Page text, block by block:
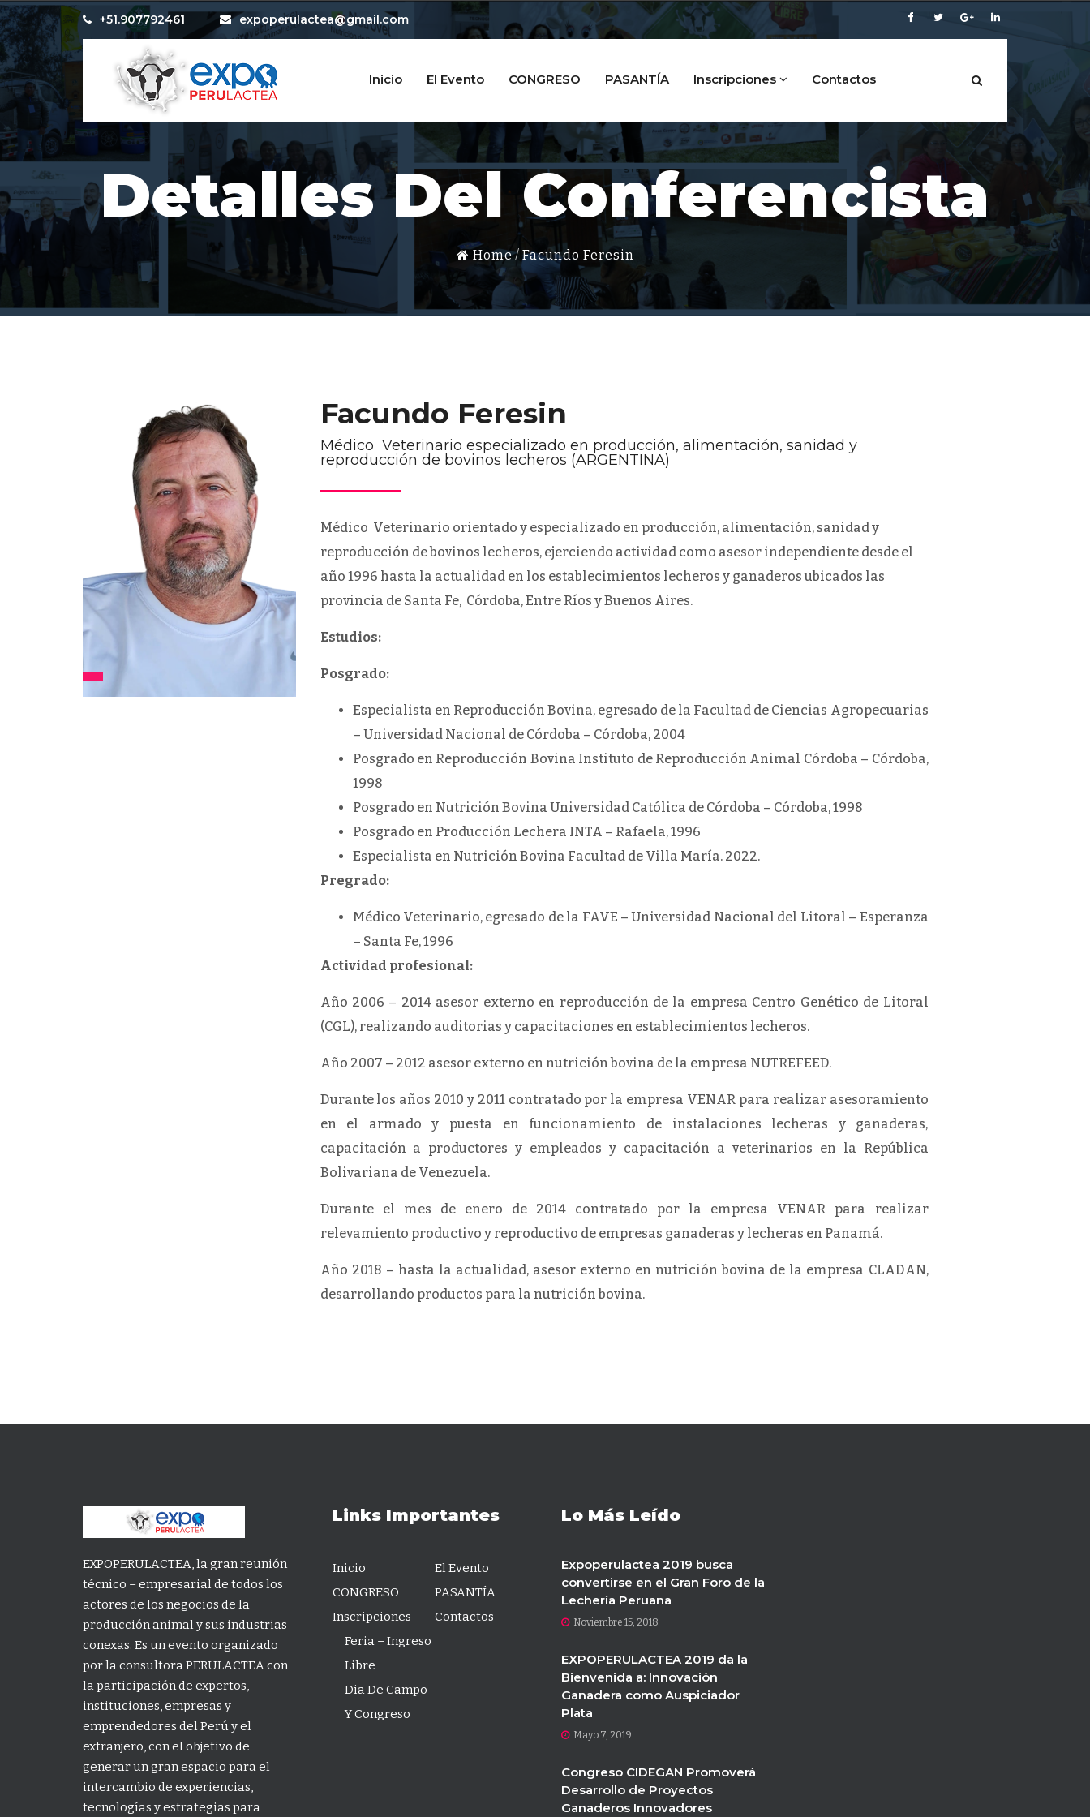
+51.907792461 expoperulactea@gmail.com
Inicio El Evento CONGRESO PASANTÍA Inscripciones Contactos
Detalles Del Conferencista
Home Facundo Feresin
Facundo Feresin
Médico Veterinario especializado en producción, alimentación, sanidad y
reproducción de bovinos lecheros (ARGENTINA)
Médico Veterinario orientado y especializado en producción, alimentación, sanidad y
reproducción de bovinos lecheros, ejerciendo actividad como asesor independiente desde el
año 1996 hasta la actualidad en los establecimientos lecheros y ganaderos ubicados las
provincia de Santa Fe, Córdoba, Entre Ríos y Buenos Aires.
Estudios:
Posgrado:
Especialista en Reproducción Bovina, egresado de la Facultad de Ciencias Agropecuarias
– Universidad Nacional de Córdoba – Córdoba, 2004
Posgrado en Reproducción Bovina Instituto de Reproducción Animal Córdoba – Córdoba,
1998
Posgrado en Nutrición Bovina Universidad Católica de Córdoba – Córdoba, 1998
Posgrado en Producción Lechera INTA – Rafaela, 1996
Especialista en Nutrición Bovina Facultad de Villa María. 2022.
Pregrado:
Médico Veterinario, egresado de la FAVE – Universidad Nacional del Litoral – Esperanza
– Santa Fe, 1996
Actividad profesional:
Año 2006 – 2014 asesor externo en reproducción de la empresa Centro Genético de Litoral
(CGL), realizando auditorias y capacitaciones en establecimientos lecheros.
Año 2007 – 2012 asesor externo en nutrición bovina de la empresa NUTREFEED.
Durante los años 2010 y 2011 contratado por la empresa VENAR para realizar asesoramiento
en el armado y puesta en funcionamiento de instalaciones lecheras y ganaderas,
capacitación a productores y empleados y capacitación a veterinarios en la República
Bolivariana de Venezuela.
Durante el mes de enero de 2014 contratado por la empresa VENAR para realizar
relevamiento productivo y reproductivo de empresas ganaderas y lecheras en Panamá.
Año 2018 – hasta la actualidad, asesor externo en nutrición bovina de la empresa CLADAN,
desarrollando productos para la nutrición bovina.
EXPOPERULACTEA, la gran reunión
técnico – empresarial de todos los
actores de los negocios de la
producción animal y sus industrias
conexas. Es un evento organizado
por la consultora PERULACTEA con
la participación de expertos,
instituciones, empresas y
emprendedores del Perú y el
extranjero, con el objetivo de
generar un gran espacio para el
intercambio de experiencias,
tecnologías y estrategias para
Links Importantes
Inicio
El Evento
CONGRESO
PASANTÍA
Inscripciones
Feria – Ingreso
Libre
Dia De Campo
Y Congreso
Contactos
Lo Más Leído
Expoperulactea 2019 busca
convertirse en el Gran Foro de la
Lechería Peruana
Noviembre 15, 2018
EXPOPERULACTEA 2019 da la
Bienvenida a: Innovación
Ganadera como Auspiciador
Plata
Mayo 7, 2019
Congreso CIDEGAN Promoverá
Desarrollo de Proyectos
Ganaderos Innovadores